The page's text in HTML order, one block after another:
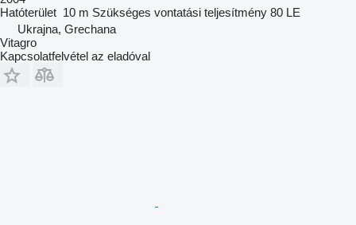
Hatóterület 10 m Szükséges vontatási teljesítmény 80 LE
Ukrajna, Grechana
Vitagro
Kapcsolatfelvétel az eladóval